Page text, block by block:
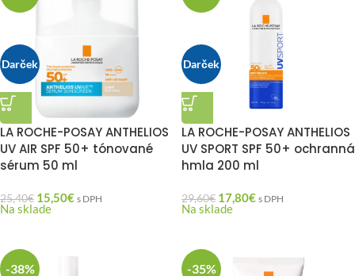
Darček
LA ROCHE-POSAY ANTHELIOS
UV AIR SPF 50+ tónované
sérum 50 ml
25,40€ 15,50€ s DPH
Na sklade
Darček
LA ROCHE-POSAY ANTHELIOS
UV SPORT SPF 50+ ochranná
hmla 200 ml
29,60€ 17,80€ s DPH
Na sklade
-38% -35%